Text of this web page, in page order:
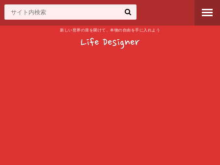
新しい世界の扉を開けて、本物の自由を手に入れよう